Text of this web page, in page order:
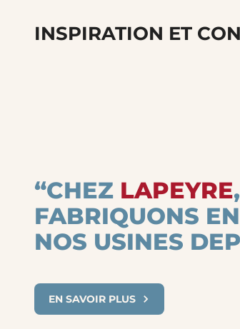
INSPIRATION ET
“CHEZ LAPEYRE
FABRIQUONS
NOS USINES
EN SAVOIR PLUS